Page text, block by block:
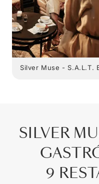
Silver Muse - S.A.L.T.
SILVER
9